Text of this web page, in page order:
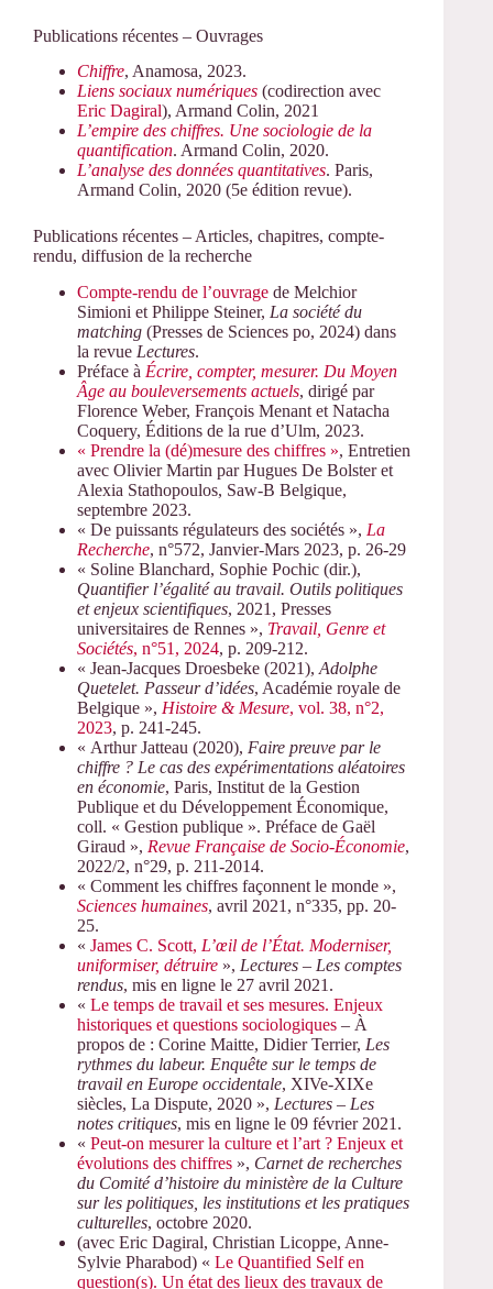
Publications récentes – Ouvrages
Chiffre, Anamosa, 2023.
Liens sociaux numériques (codirection avec
Eric Dagiral), Armand Colin, 2021
L’empire des chiffres. Une sociologie de la
quantification. Armand Colin, 2020.
L’analyse des données quantitatives. Paris,
Armand Colin, 2020 (5e édition revue).
Publications récentes – Articles, chapitres, compte-
rendu, diffusion de la recherche
Compte-rendu de l’ouvrage de Melchior
Simioni et Philippe Steiner, La société du
matching (Presses de Sciences po, 2024) dans
la revue Lectures.
Préface à Écrire, compter, mesurer. Du Moyen
Âge au bouleversements actuels, dirigé par
Florence Weber, François Menant et Natacha
Coquery, Éditions de la rue d’Ulm, 2023.
« Prendre la (dé)mesure des chiffres », Entretien
avec Olivier Martin par Hugues De Bolster et
Alexia Stathopoulos, Saw-B Belgique,
septembre 2023.
« De puissants régulateurs des sociétés », La
Recherche, n°572, Janvier-Mars 2023, p. 26-29
« Soline Blanchard, Sophie Pochic (dir.),
Quantifier l’égalité au travail. Outils politiques
et enjeux scientifiques, 2021, Presses
universitaires de Rennes », Travail, Genre et
Sociétés, n°51, 2024, p. 209-212.
« Jean-Jacques Droesbeke (2021), Adolphe
Quetelet. Passeur d’idées, Académie royale de
Belgique », Histoire & Mesure, vol. 38, n°2,
2023, p. 241-245.
« Arthur Jatteau (2020), Faire preuve par le
chiffre ? Le cas des expérimentations aléatoires
en économie, Paris, Institut de la Gestion
Publique et du Développement Économique,
coll. « Gestion publique ». Préface de Gaël
Giraud », Revue Française de Socio-Économie,
2022/2, n°29, p. 211-2014.
« Comment les chiffres façonnent le monde »,
Sciences humaines, avril 2021, n°335, pp. 20-
25.
« James C. Scott, L’œil de l’État. Moderniser,
uniformiser, détruire », Lectures – Les comptes
rendus, mis en ligne le 27 avril 2021.
« Le temps de travail et ses mesures. Enjeux
historiques et questions sociologiques – À
propos de : Corine Maitte, Didier Terrier, Les
rythmes du labeur. Enquête sur le temps de
travail en Europe occidentale, XIVe-XIXe
siècles, La Dispute, 2020 », Lectures – Les
notes critiques, mis en ligne le 09 février 2021.
« Peut-on mesurer la culture et l’art ? Enjeux et
évolutions des chiffres », Carnet de recherches
du Comité d’histoire du ministère de la Culture
sur les politiques, les institutions et les pratiques
culturelles, octobre 2020.
(avec Eric Dagiral, Christian Licoppe, Anne-
Sylvie Pharabod) « Le Quantified Self en
question(s). Un état des lieux des travaux de